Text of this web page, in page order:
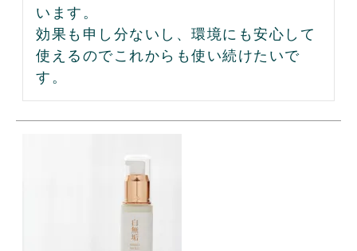
います。
効果も申し分ないし、環境にも安心して
使えるのでこれからも使い続けたいで
す。